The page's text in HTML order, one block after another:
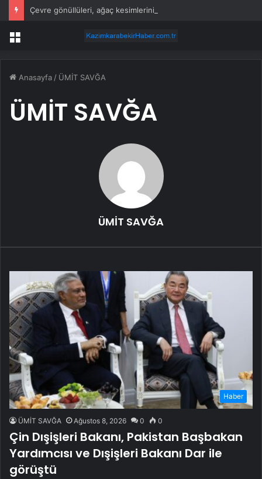
Menü
Anasayfa / ÜMİT SAVĞA
ÜMİT SAVĞA
ÜMİT SAVĞA
Haber
ÜMİT SAVĞA Ağustos 8, 2026 0 0
Çin Dışişleri Bakanı, Pakistan Başbakan
Yardımcısı ve Dışişleri Bakanı Dar ile
görüştü